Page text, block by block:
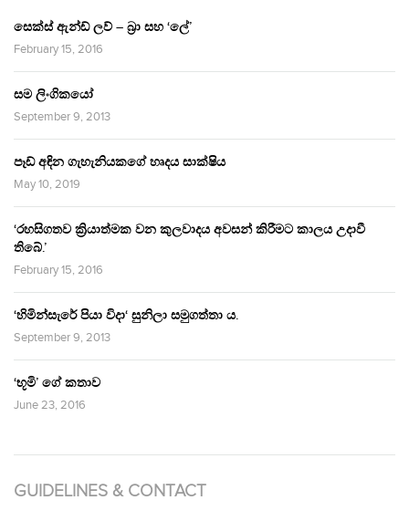
සෙක්ස් ඇන්ඩ් ලව් – බ්‍රා සහ ‘ලේ’
February 15, 2016
සම ලිංගිකයෝ
September 9, 2013
පෑඩ් අඳින ගැහැනියකගේ හෘදය සාක්ෂිය
May 10, 2019
‘රහසිගතව ක්‍රියාත්මක වන කුලවාදය අවසන් කිරීමට කාලය උදාවී
තිබේ.’
February 15, 2016
‘හිමින්සැරේ පියා විදා‘ සුනිලා සමුගත්තා ය.
September 9, 2013
‘භූමි’ ගේ කතාව
June 23, 2016
GUIDELINES & CONTACT